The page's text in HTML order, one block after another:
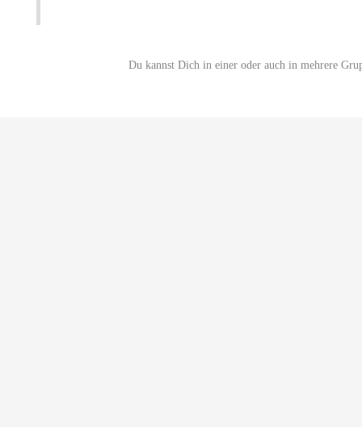
Du kannst Dich in einer oder auch in mehrere